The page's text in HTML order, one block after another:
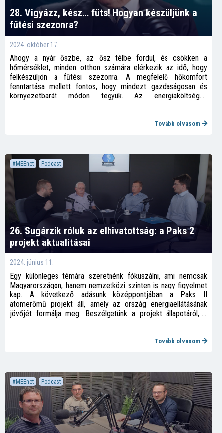
28. Vigyázz, kész… fűts! Hogyan készüljünk a
fűtési szezonra?
2024. október 17.
Ahogy a nyár őszbe, az ősz télbe fordul, és csökken a
hőmérséklet, minden otthon számára elérkezik az idő, hogy
felkészüljön a fűtési szezonra. A megfelelő hőkomfort
fenntartása mellett fontos, hogy mindezt gazdaságosan és
környezetbarát módon tegyük. Az energiaköltségek
hogyan készülhetünk fel a fűtési szezonra a leghatékonyabban.
Tovább olvasom
#MEEnet Podcast
26. Sugárzik róluk az elhivatottság: a Paks 2
projekt aktualitásai
2024. június 11.
Egy különleges témára szeretnénk fókuszálni, ami nemcsak
Magyarországon, hanem nemzetközi szinten is nagy figyelmet
kap. A következő adásunk középpontjában a Paks II
atomerőmű projekt áll, amely az ország energiaellátásának
jövőjét formálja meg. Beszélgetünk a projekt állapotáról, a
Csatlakozzatok hozzánk, ahogy szakértőinkkel mélyebbre
Tovább olvasom
#MEEnet Podcast